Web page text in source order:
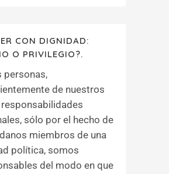
CON DIGNIDAD:
O PRIVILEGIO?.
personas,
de nuestros
sólo por el hecho de
miembros de una
política, somos
del modo en que